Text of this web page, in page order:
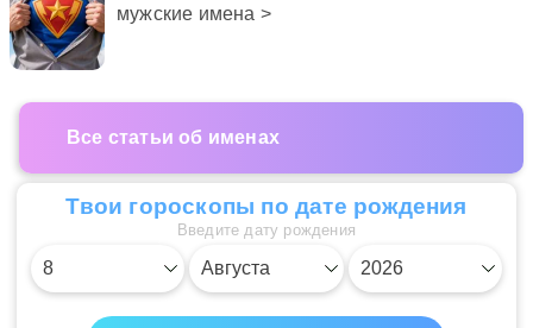
мужские имена >
Все статьи об именах
Твои гороскопы по дате рождения
Введите дату рождения